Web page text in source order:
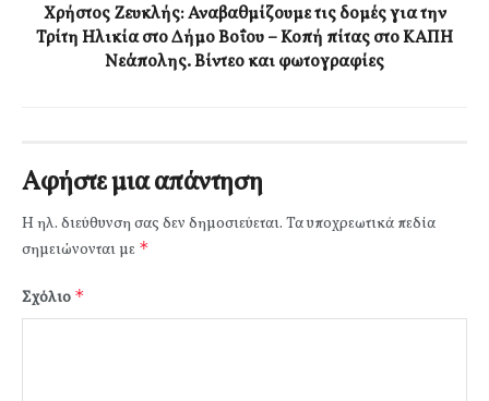
Χρήστος Ζευκλής: Αναβαθμίζουμε τις δομές για την
Τρίτη Ηλικία στο Δήμο Βοΐου – Κοπή πίτας στο ΚΑΠΗ
Νεάπολης. Βίντεο και φωτογραφίες
Αφήστε μια απάντηση
Η ηλ. διεύθυνση σας δεν δημοσιεύεται. Τα υποχρεωτικά πεδία
σημειώνονται με *
Σχόλιο *